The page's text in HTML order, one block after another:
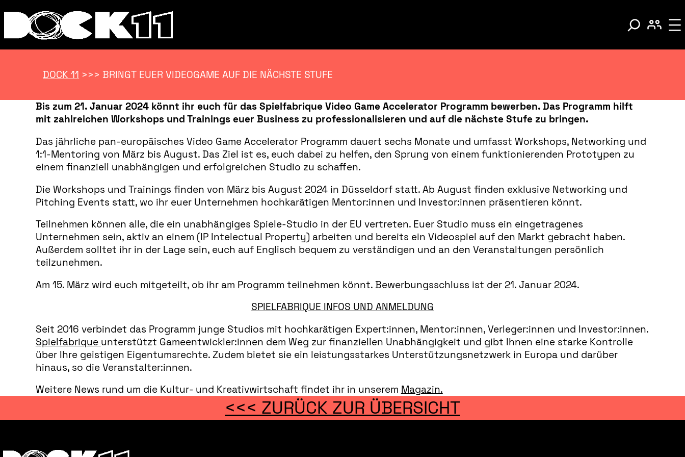
DOCK 11 >>> BRINGT EUER VIDEOGAME AUF DIE NÄCHSTE STUFE
Bis zum 21. Januar 2024 könnt ihr euch für das Spielfabrique Video Game Accelerator Programm bewerben. Das Programm hilft
mit zahlreichen Workshops und Trainings euer Business zu professionalisieren und auf die nächste Stufe zu bringen.
Das jährliche pan-europäisches Video Game Accelerator Programm dauert sechs Monate und umfasst Workshops, Networking und
1:1-Mentoring von März bis August. Das Ziel ist es, euch dabei zu helfen, den Sprung von einem funktionierenden Prototypen zu
einem finanziell unabhängigen und erfolgreichen Studio zu schaffen.
Die Workshops und Trainings finden von März bis August 2024 in Düsseldorf statt. Ab August finden exklusive Networking und
Pitching Events statt, wo ihr euer Unternehmen hochkarätigen Mentor:innen und Investor:innen präsentieren könnt.
Teilnehmen können alle, die ein unabhängiges Spiele-Studio in der EU vertreten. Euer Studio muss ein eingetragenes
Unternehmen sein, aktiv an einem (IP Intelectual Property) arbeiten und bereits ein Videospiel auf den Markt gebracht haben.
Außerdem solltet ihr in der Lage sein, euch auf Englisch bequem zu verständigen und an den Veranstaltungen persönlich
teilzunehmen.
Am 15. März wird euch mitgeteilt, ob ihr am Programm teilnehmen könnt. Bewerbungsschluss ist der 21. Januar 2024.
SPIELFABRIQUE INFOS UND ANMELDUNG
Seit 2016 verbindet das Programm junge Studios mit hochkarätigen Expert:innen, Mentor:innen, Verleger:innen und Investor:innen.
Spielfabrique unterstützt Gameentwickler:innen dem Weg zur finanziellen Unabhängigkeit und gibt Ihnen eine starke Kontrolle
über Ihre geistigen Eigentumsrechte. Zudem bietet sie ein leistungsstarkes Unterstützungsnetzwerk in Europa und darüber
hinaus, so die Veranstalter:innen.
Weitere News rund um die Kultur- und Kreativwirtschaft findet ihr in unserem Magazin.
<<< ZURÜCK ZUR ÜBERSICHT